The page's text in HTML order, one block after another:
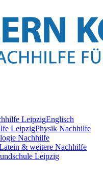
LeipzigEnglisch
LeipzigPhysik Nachhilfe
Nachhilfe
& weitere Nachhilfe
Leipzig